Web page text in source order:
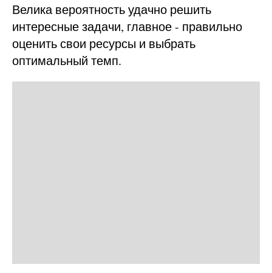
Велика вероятность удачно решить
интересные задачи, главное - правильно
оценить свои ресурсы и выбрать
оптимальный темп.